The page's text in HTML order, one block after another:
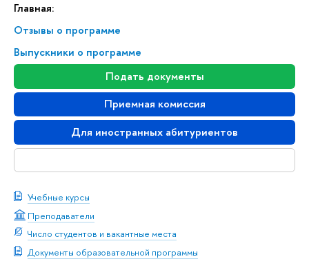
Главная:
Отзывы о программе
Выпускники о программе
Подать документы
Приемная комиссия
Для иностранных абитуриентов
Учебные курсы
Преподаватели
Число студентов и вакантные места
Документы образовательной программы